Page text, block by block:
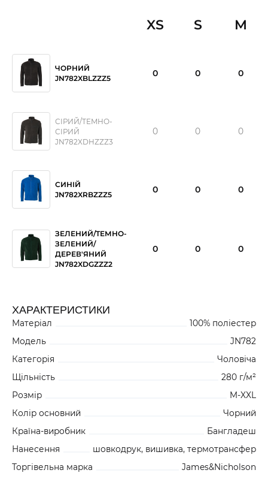
XS S M
ЧОРНИЙ
JN782XBLZZZ5
0 0 0
СІРИЙ/ТЕМНО-
СІРИЙ
JN782XDHZZZ3
0 0 0
СИНІЙ
JN782XRBZZZ5
0 0 0
ЗЕЛЕНИЙ/ТЕМНО-
ЗЕЛЕНИЙ/
ДЕРЕВ'ЯНИЙ
JN782XDGZZZ2
0 0 0
ХАРАКТЕРИСТИКИ
Матеріал
100% поліестер
Модель
JN782
Категорія
Чоловіча
Щільність
280 г/м²
Розмір
M-XXL
Колір основний
Чорний
Країна-виробник
Бангладеш
Нанесення
шовкодрук, вишивка, термотрансфер
Торгівельна марка
James&Nicholson